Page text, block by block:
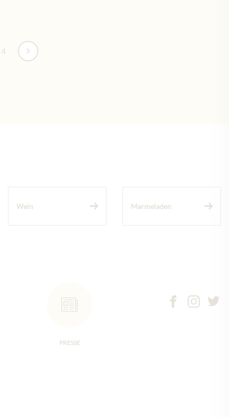
4
Wein Marmeladen
PRESSE